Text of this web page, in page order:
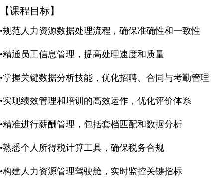
【课程目标】
•规范人力资源数据处理流程，确保准确性和一致性
•精通员工信息管理，提高处理速度和质量
•掌握关键数据分析技能，优化招聘、合同与考勤管理
•实现绩效管理和培训的高效运作，优化评价体系
•精准进行薪酬管理，包括套档匹配和数据分析
•熟悉个人所得税计算工具，确保税务合规
•构建人力资源管理驾驶舱，实时监控关键指标